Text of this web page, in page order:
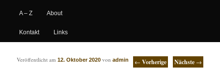
A – Z About
Kontakt Links
Artikelnavigation ← Vorherige Nächste →
Veröffentlicht am12. Oktober 2020 vonadmin